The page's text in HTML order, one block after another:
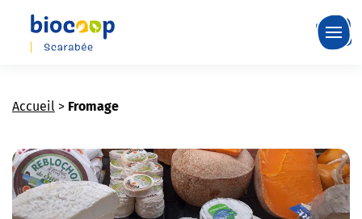
Skip
content
Accueil > Fromage